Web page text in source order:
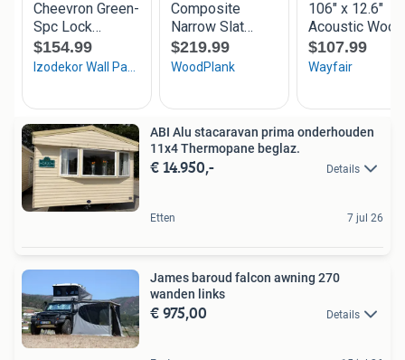
ABI Alu stacaravan prima onderhouden
11x4 Thermopane beglaz.
€ 14.950,- Details
Etten 7 jul 26
James baroud falcon awning 270
wanden links
€ 975,00 Details